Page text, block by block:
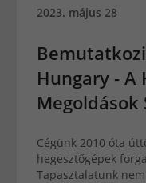
2023. május 28
Hungary - A
Megoldások
Cégünk 2010 óta
hegesztőgépek
Tapasztalatunk